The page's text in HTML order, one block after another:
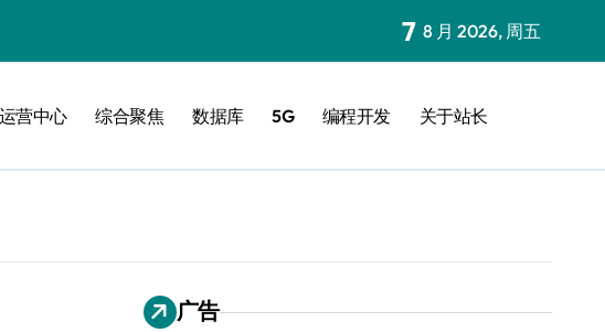
7 8 月 2026, 周五
运营中心 综合聚焦 数据库 5G 编程开发 关于站长
广告